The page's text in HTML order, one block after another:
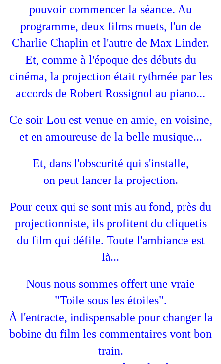
pouvoir commencer la séance. Au
programme, deux films muets, l'un de
Charlie Chaplin et l'autre de Max Linder.
Et, comme à l'époque des débuts du
cinéma, la projection était rythmée par les
accords de Robert Rossignol au piano...
Ce soir Lou est venue en amie, en voisine,
et en amoureuse de la belle musique...
Et, dans l'obscurité qui s'installe,
on peut lancer la projection.
Pour ceux qui se sont mis au fond, près du
projectionniste, ils profitent du cliquetis
du film qui défile. Toute l'ambiance est
là...
Nous nous sommes offert une vraie
"Toile sous les étoiles".
À l'entracte, indispensable pour changer la
bobine du film les commentaires vont bon
train.